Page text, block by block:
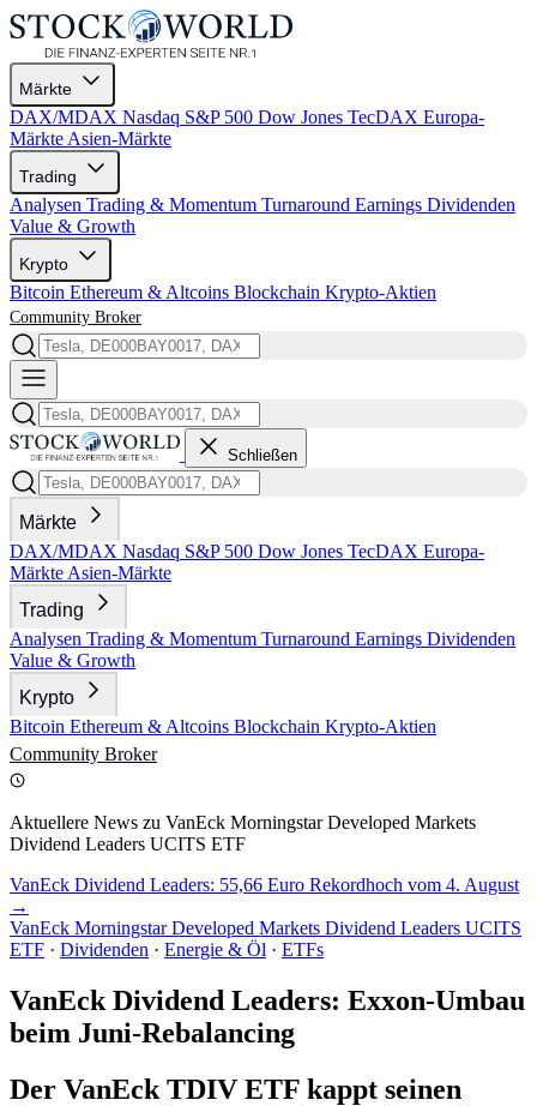
Märkte
DAX/MDAX Nasdaq S&P 500 Dow Jones TecDAX Europa-
Märkte Asien-Märkte
Trading
Analysen Trading & Momentum Turnaround Earnings Dividenden
Value & Growth
Krypto
Bitcoin Ethereum & Altcoins Blockchain Krypto-Aktien
Community Broker
Schließen
Märkte
DAX/MDAX Nasdaq S&P 500 Dow Jones TecDAX Europa-
Märkte Asien-Märkte
Trading
Analysen Trading & Momentum Turnaround Earnings Dividenden
Value & Growth
Krypto
Bitcoin Ethereum & Altcoins Blockchain Krypto-Aktien
Community Broker
Aktuellere News zu VanEck Morningstar Developed Markets
Dividend Leaders UCITS ETF
VanEck Dividend Leaders: 55,66 Euro Rekordhoch vom 4. August
→
VanEck Morningstar Developed Markets Dividend Leaders UCITS
ETF · Dividenden · Energie & Öl · ETFs
VanEck Dividend Leaders: Exxon-Umbau
beim Juni-Rebalancing
Der VanEck TDIV ETF kappt seinen